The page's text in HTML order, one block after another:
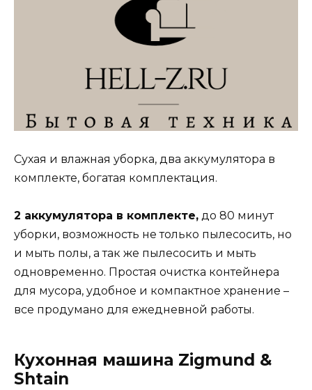
Сухая и влажная уборка, два аккумулятора в
комплекте, богатая комплектация.
2 аккумулятора в комплекте, до 80 минут
уборки, возможность не только пылесосить, но
и мыть полы, а так же пылесосить и мыть
одновременно. Простая очистка контейнера
для мусора, удобное и компактное хранение –
все продумано для ежедневной работы.
Кухонная машина Zigmund &
Shtain